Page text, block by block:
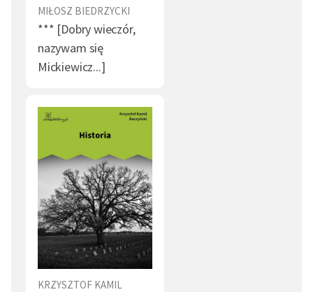
MIŁOSZ BIEDRZYCKI
*** [Dobry wieczór,
nazywam się
Mickiewicz...]
KRZYSZTOF KAMIL